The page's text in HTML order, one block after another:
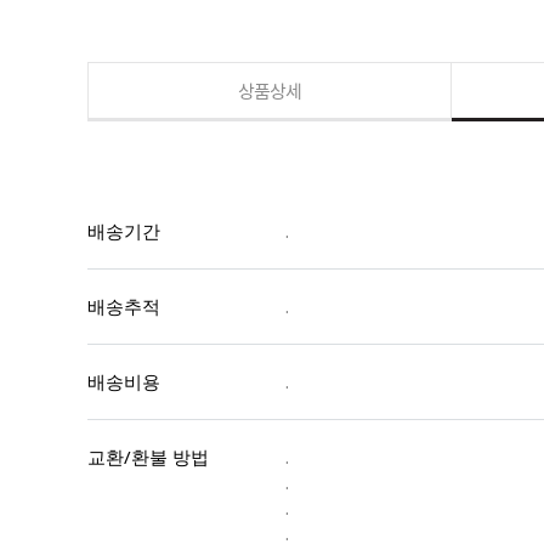
상품상세
배송기간 .
배송추적 .
배송비용 .
교환/환불 방법
.
.
.
.